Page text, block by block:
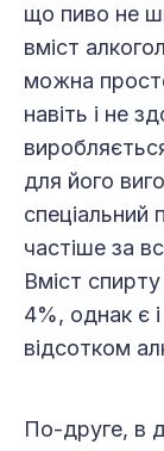
що пиво не
вміст
можна
навіть і не
для його
спеціальний
частіше за
Вміст
4%, однак є
відсотком
По-друге, в